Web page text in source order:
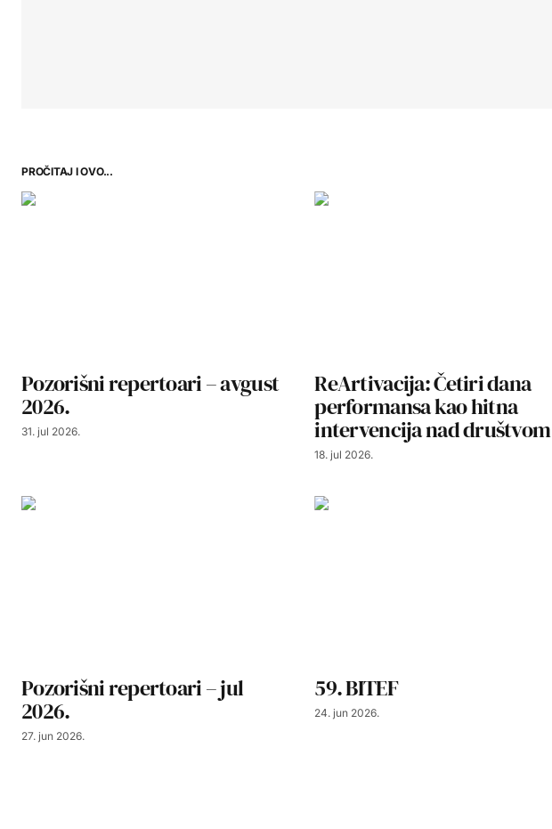
PROČITAJ I OVO...
Pozorišni repertoari – avgust
2026.
31. jul 2026.
ReArtivacija: Četiri dana
performansa kao hitna
intervencija nad društvom
18. jul 2026.
Pozorišni repertoari – jul
2026.
27. jun 2026.
59. BITEF
24. jun 2026.